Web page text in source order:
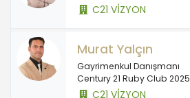
C21 VİZYON
Murat Yalçın
Gayrimenkul Danışmanı
Century 21 Ruby Club 2025
C21 VİZYON